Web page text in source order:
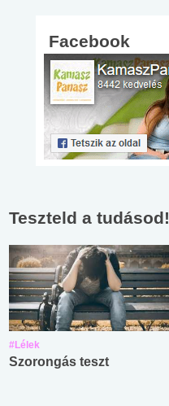
Facebook
Teszteld a tudásod!
#Lélek
Szorongás teszt